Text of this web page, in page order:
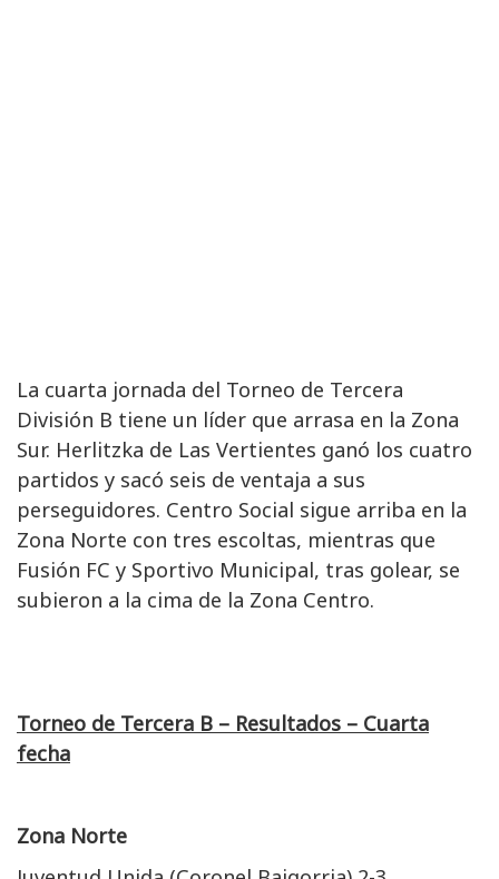
La cuarta jornada del Torneo de Tercera
División B tiene un líder que arrasa en la Zona
Sur. Herlitzka de Las Vertientes ganó los cuatro
partidos y sacó seis de ventaja a sus
perseguidores. Centro Social sigue arriba en la
Zona Norte con tres escoltas, mientras que
Fusión FC y Sportivo Municipal, tras golear, se
subieron a la cima de la Zona Centro.
Torneo de Tercera B – Resultados – Cuarta
fecha
Zona Norte